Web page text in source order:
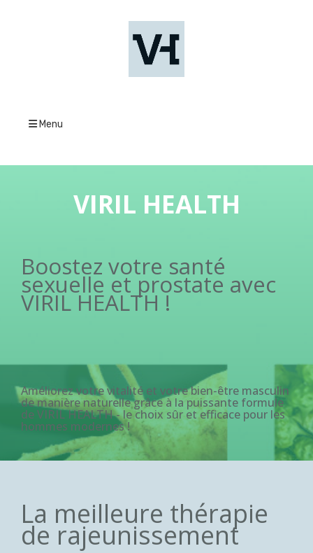
Menu
VIRIL HEALTH
Boostez votre santé
sexuelle et prostate avec
VIRIL HEALTH !
Améliorez votre vitalité et votre bien-être masculin
de manière naturelle grâce à la puissante formule
de VIRIL HEALTH - le choix sûr et efficace pour les
hommes modernes !
La meilleure thérapie
de rajeunissement